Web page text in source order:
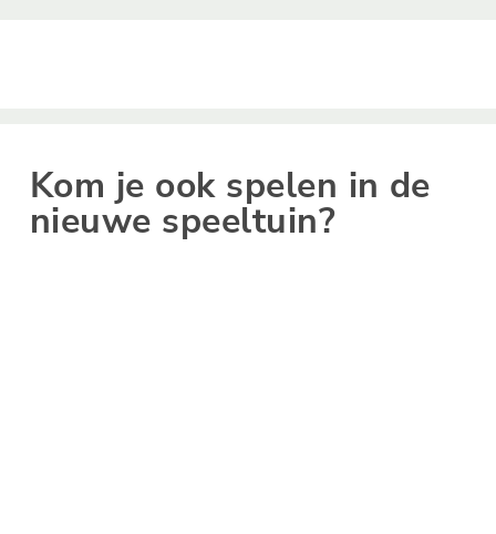
Kom je ook spelen in de
nieuwe speeltuin?